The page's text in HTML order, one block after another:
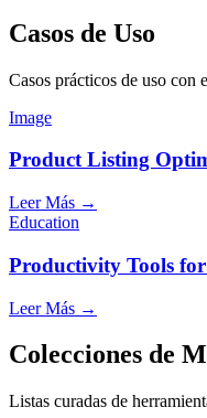
Casos de Uso
Casos prácticos de uso con
Image
Product Listing
Leer Más →
Education
Productivity Tools
Leer Más →
Colecciones de
Listas curadas de